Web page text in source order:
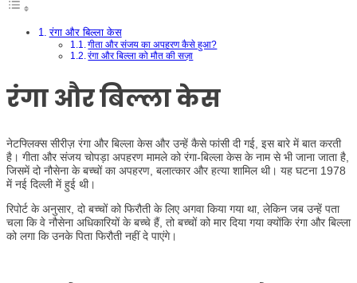
रंगा और बिल्ला केस
गीता और संजय का अपहरण कैसे हुआ?
रंगा और बिल्ला को मौत की सज़ा
रंगा और बिल्ला केस
नेटफ्लिक्स सीरीज़ रंगा और बिल्ला केस और उन्हें कैसे फांसी दी गई, इस बारे में बात करती
है। गीता और संजय चोपड़ा अपहरण मामले को रंगा-बिल्ला केस के नाम से भी जाना जाता है,
जिसमें दो नौसेना के बच्चों का अपहरण, बलात्कार और हत्या शामिल थी। यह घटना 1978
में नई दिल्ली में हुई थी।
रिपोर्ट के अनुसार, दो बच्चों को फिरौती के लिए अगवा किया गया था, लेकिन जब उन्हें पता
चला कि वे नौसेना अधिकारियों के बच्चे हैं, तो बच्चों को मार दिया गया क्योंकि रंगा और बिल्ला
को लगा कि उनके पिता फिरौती नहीं दे पाएंगे।